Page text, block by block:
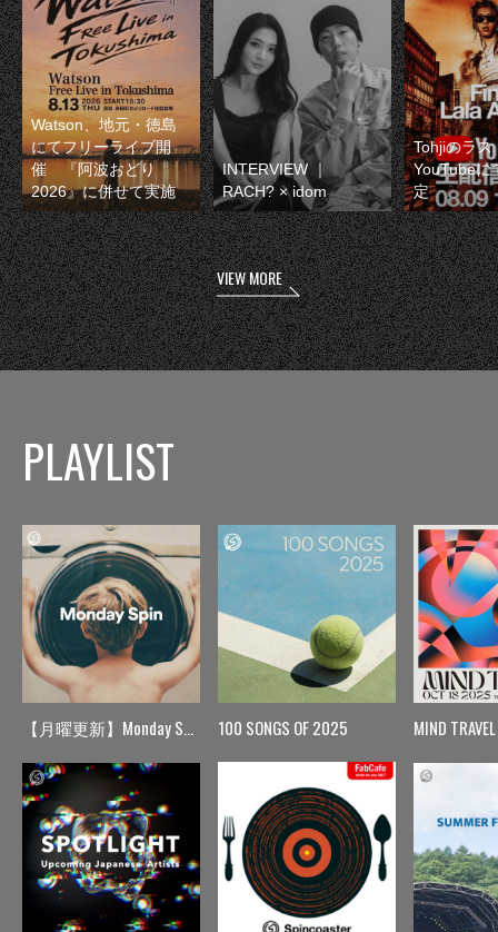
Watson、地元・徳島
にてフリーライブ開
催 『阿波おどり
2026』に併せて実施
INTERVIEW ｜
RACH? × idom
Tohjiのラス
YouTubeに
定
VIEW MORE
PLAYLIST
【月曜更新】Monday Spin 100 SONGS OF 2025 MIND TRAVEL